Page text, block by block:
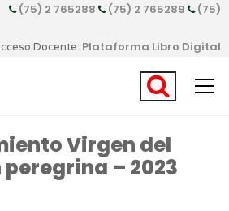
(75) 2 765288 (75) 2 765289
(75)
Docente: Plataforma Libro Digital
Virgen del
– 2023